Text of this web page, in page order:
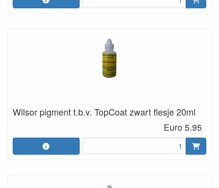
Wilsor pigment t.b.v. TopCoat zwart flesje 20ml
Euro 5.95